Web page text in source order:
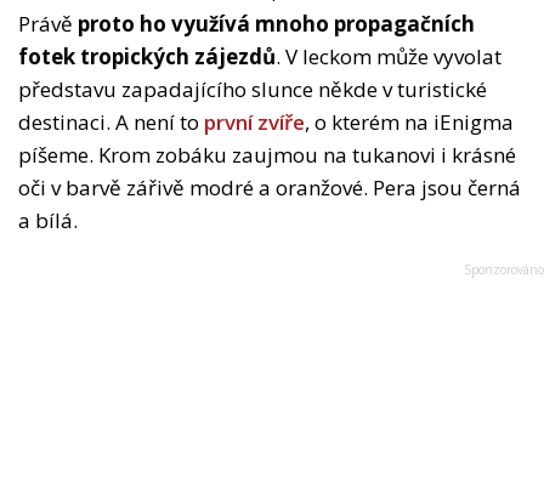
Právě proto ho využívá mnoho propagačních
fotek tropických zájezdů. V leckom může vyvolat
představu zapadajícího slunce někde v turistické
destinaci. A není to první zvíře, o kterém na iEnigma
píšeme. Krom zobáku zaujmou na tukanovi i krásné
oči v barvě zářivě modré a oranžové. Pera jsou černá
a bílá.